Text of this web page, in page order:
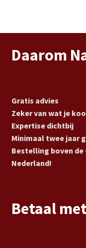
Daarom
Gratis advies
Zeker van wat je
Expertise dichtbij
Minimaal twee jaar
Bestelling boven de
Nederland!
Betaal